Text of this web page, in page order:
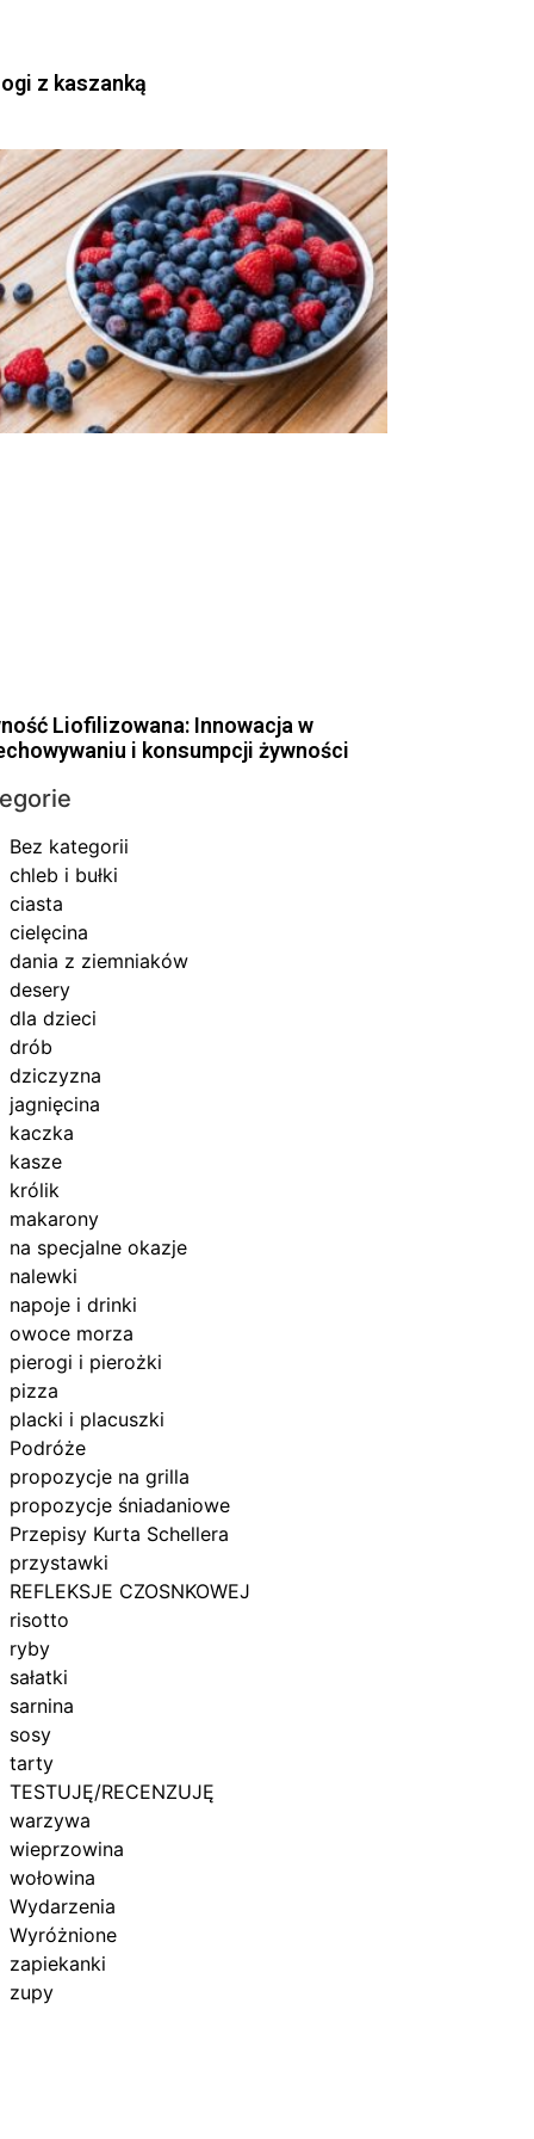
z kaszanką
Liofilizowana: Innowacja w
i konsumpcji żywności
Bez kategorii
chleb i bułki
ciasta
cielęcina
dania z ziemniaków
desery
dla dzieci
drób
dziczyzna
jagnięcina
kaczka
kasze
królik
makarony
na specjalne okazje
nalewki
napoje i drinki
owoce morza
pierogi i pierożki
pizza
placki i placuszki
Podróże
propozycje na grilla
propozycje śniadaniowe
Przepisy Kurta Schellera
przystawki
REFLEKSJE CZOSNKOWEJ
risotto
ryby
sałatki
sarnina
sosy
tarty
TESTUJĘ/RECENZUJĘ
warzywa
wieprzowina
wołowina
Wydarzenia
Wyróżnione
zapiekanki
zupy